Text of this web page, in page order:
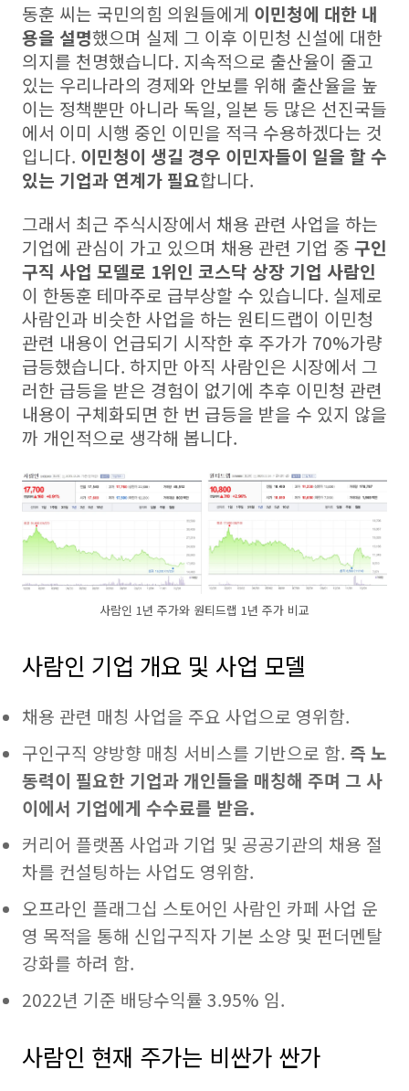
동훈 씨는 국민의힘 의원들에게 이민청에 대한 내
용을 설명했으며 실제 그 이후 이민청 신설에 대한
의지를 천명했습니다. 지속적으로 출산율이 줄고
있는 우리나라의 경제와 안보를 위해 출산율을 높
이는 정책뿐만 아니라 독일, 일본 등 많은 선진국들
에서 이미 시행 중인 이민을 적극 수용하겠다는 것
입니다. 이민청이 생길 경우 이민자들이 일을 할 수
있는 기업과 연계가 필요합니다.
그래서 최근 주식시장에서 채용 관련 사업을 하는
기업에 관심이 가고 있으며 채용 관련 기업 중 구인
구직 사업 모델로 1위인 코스닥 상장 기업 사람인
이 한동훈 테마주로 급부상할 수 있습니다. 실제로
사람인과 비슷한 사업을 하는 원티드랩이 이민청
관련 내용이 언급되기 시작한 후 주가가 70%가량
급등했습니다. 하지만 아직 사람인은 시장에서 그
러한 급등을 받은 경험이 없기에 추후 이민청 관련
내용이 구체화되면 한 번 급등을 받을 수 있지 않을
까 개인적으로 생각해 봅니다.
사람인 1년 주가와 원티드랩 1년 주가 비교
사람인 기업 개요 및 사업 모델
채용 관련 매칭 사업을 주요 사업으로 영위함.
구인구직 양방향 매칭 서비스를 기반으로 함. 즉 노
동력이 필요한 기업과 개인들을 매칭해 주며 그 사
이에서 기업에게 수수료를 받음.
커리어 플랫폼 사업과 기업 및 공공기관의 채용 절
차를 컨설팅하는 사업도 영위함.
오프라인 플래그십 스토어인 사람인 카페 사업 운
영 목적을 통해 신입구직자 기본 소양 및 펀더멘탈
강화를 하려 함.
2022년 기준 배당수익률 3.95% 임.
사람인 현재 주가는 비싼가 싼가